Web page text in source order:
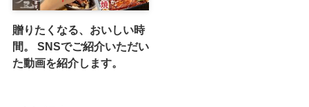
贈りたくなる、おいしい時
間。 SNSでご紹介いただい
た動画を紹介します。